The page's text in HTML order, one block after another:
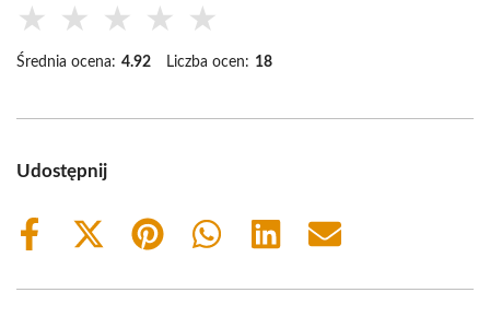
★ ★ ★ ★ ★
Średnia ocena: 4.92 Liczba ocen: 18
Udostępnij
Share
Share
(Twitter)
Share
Share
Share
Share